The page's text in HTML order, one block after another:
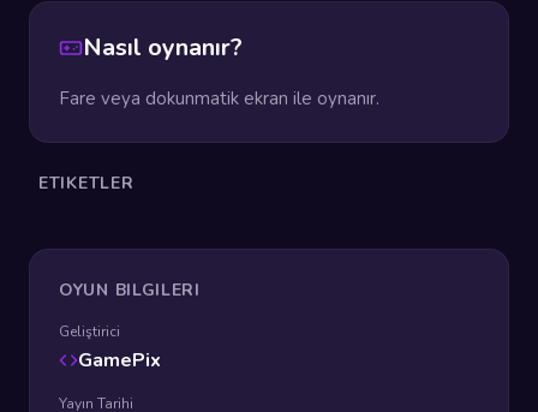
Nasıl oynanır?
Fare veya dokunmatik ekran ile oynanır.
ETIKETLER
OYUN BILGILERI
Geliştirici
GamePix
Yayın Tarihi